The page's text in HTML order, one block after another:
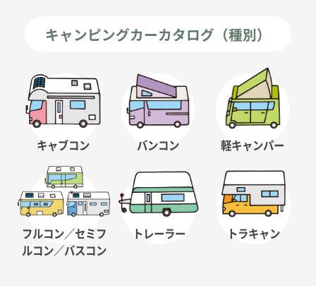
キャンピングカーカタログ（種別）
キャブコン バンコン 軽キャンパー
フルコン／セミフ
ルコン／バスコン
トレーラー トラキャン